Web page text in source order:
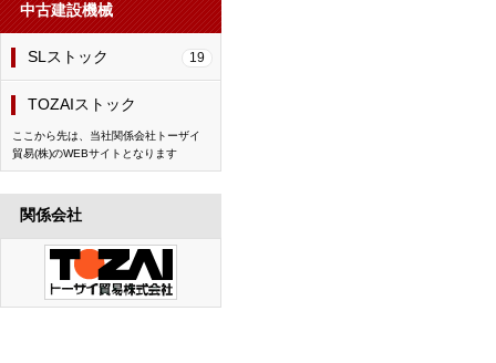
中古建設機械
SLストック 19
TOZAIストック
ここから先は、当社関係会社トーザイ
貿易(株)のWEBサイトとなります
関係会社